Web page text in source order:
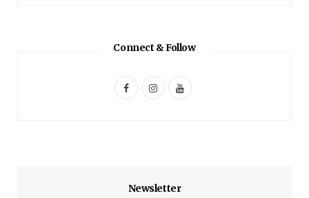
Connect & Follow
F
I
a
Y
Newsletter